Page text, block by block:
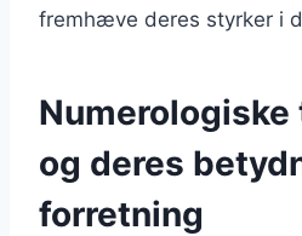
fremhæve deres styrker i
og deres
forretning